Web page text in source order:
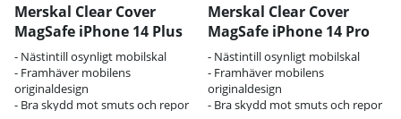
Merskal Clear Cover
MagSafe iPhone 14 Plus
- Nästintill osynligt mobilskal
- Framhäver mobilens
originaldesign
- Bra skydd mot smuts och repor
Merskal Clear Cover
MagSafe iPhone 14 Pro
Max
- Nästintill osynligt mobilskal
- Framhäver mobilens
originaldesign
- Bra skydd mot smuts och repor